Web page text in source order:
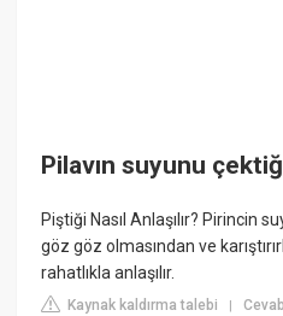
Pilavın suyunu
Piştiği Nasıl Anlaşılır? Pirincin
göz göz olmasından ve
rahatlıkla anlaşılır.
Kaynak kaldırma talebi |